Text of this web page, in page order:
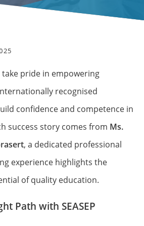
take pride in empowering
recognised
confidence and competence in
success story comes from Ms.
, a dedicated professional
experience highlights the
of quality education.
Path with SEASEP